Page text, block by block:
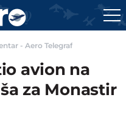
- Aero Telegraf
avion na
za Monastir